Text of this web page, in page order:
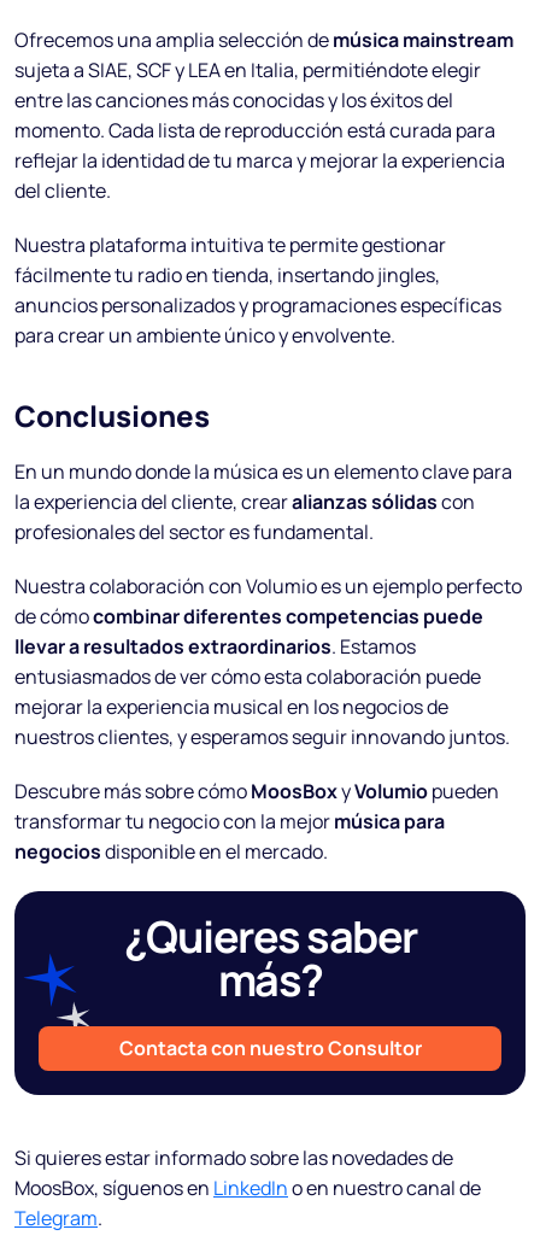
Ofrecemos una amplia selección demúsica mainstream
sujeta a SIAE, SCF y LEA en Italia, permitiéndote elegir
entre las canciones más conocidas y los éxitos del
momento. Cada lista de reproducción está curada para
reflejar la identidad de tu marca y mejorar la experiencia
del cliente.
Nuestra plataforma intuitiva te permite gestionar
fácilmente tu radio en tienda, insertando jingles,
anuncios personalizados y programaciones específicas
para crear un ambiente único y envolvente.
Conclusiones
En un mundo donde la música es un elemento clave para
la experiencia del cliente, crearalianzas sólidascon
profesionales del sector es fundamental.
Nuestra colaboración con Volumio es un ejemplo perfecto
de cómocombinar diferentes competencias puede
llevar a resultados extraordinarios. Estamos
entusiasmados de ver cómo esta colaboración puede
mejorar la experiencia musical en los negocios de
nuestros clientes, y esperamos seguir innovando juntos.
Descubre más sobre cómoMoosBoxyVolumiopueden
transformar tu negocio con la mejormúsica para
negociosdisponible en el mercado.
¿Quieres saber
más?
Contacta con nuestro Consultor
Si quieres estar informado sobre las novedades de
MoosBox, síguenos en LinkedIno en nuestro canal de
Telegram.